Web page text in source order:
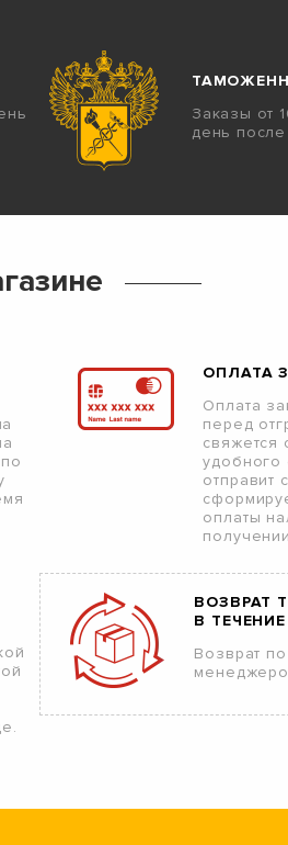
Заказы от
день
ОПЛАТА
Оплата
перед
свяжется
удобного
отправит
оплаты
ВОЗВРАТ
В
Возврат